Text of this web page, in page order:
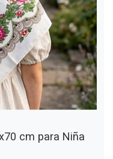
cm para Niña